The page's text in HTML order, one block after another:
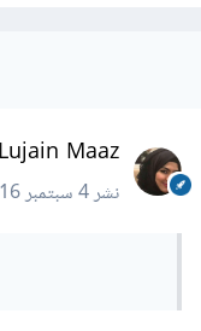
Lujain Maaz
نشر4 سبتمبر 2016